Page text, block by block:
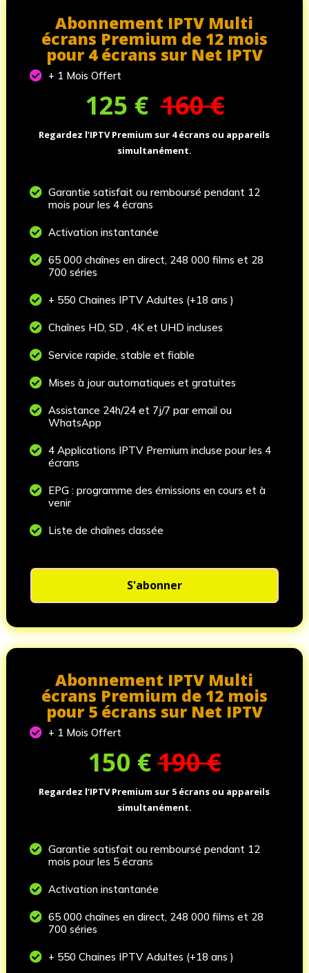
Abonnement IPTV Multi
écrans Premium de 12 mois
pour 4 écrans sur Net IPTV
 + 1 Mois Offert
125 € 160 €
Regardez l’IPTV Premium sur 4 écrans ou appareils
simultanément.
 Garantie satisfait ou remboursé pendant 12
mois pour les 4 écrans
 Activation instantanée
 65 000 chaînes en direct, 248 000 films et 28
700 séries
 + 550 Chaines IPTV Adultes (+18 ans )
 Chaînes HD, SD , 4K et UHD incluses
 Service rapide, stable et fiable
 Mises à jour automatiques et gratuites
 Assistance 24h/24 et 7j/7 par email ou
WhatsApp
 4 Applications IPTV Premium incluse pour les 4
écrans
 EPG : programme des émissions en cours et à
venir
 Liste de chaînes classée
S'abonner
Abonnement IPTV Multi
écrans Premium de 12 mois
pour 5 écrans sur Net IPTV
 + 1 Mois Offert
150 €190 €
Regardez l’IPTV Premium sur 5 écrans ou appareils
simultanément.
 Garantie satisfait ou remboursé pendant 12
mois pour les 5 écrans
 Activation instantanée
 65 000 chaînes en direct, 248 000 films et 28
700 séries
 + 550 Chaines IPTV Adultes (+18 ans )